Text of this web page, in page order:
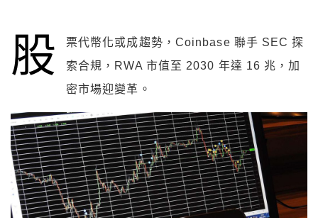
股
票代幣化或成趨勢，Coinbase 聯手 SEC 探
索合規，RWA 市值至 2030 年達 16 兆，加
密市場迎變革。